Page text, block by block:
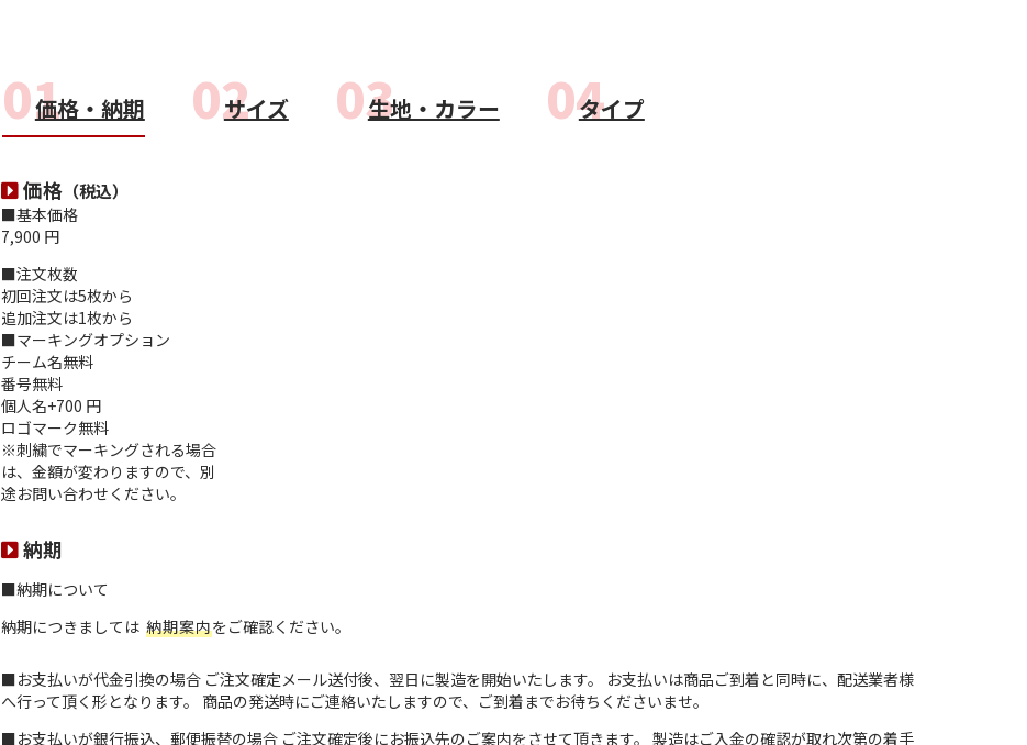
価格・納期 サイズ 生地・カラー タイプ
価格（税込）
■基本価格
7,900 円
■注文枚数
初回注文は5枚から
追加注文は1枚から
■マーキングオプション
チーム名無料
番号無料
個人名+700 円
ロゴマーク無料
※刺繍でマーキングされる場合
は、金額が変わりますので、別
途お問い合わせください。
納期
■納期について
納期につきましては 納期案内をご確認ください。
■お支払いが代金引換の場合 ご注文確定メール送付後、翌日に製造を開始いたします。 お支払いは商品ご到着と同時に、配送業者様
へ行って頂く形となります。 商品の発送時にご連絡いたしますので、ご到着までお待ちくださいませ。
■お支払いが銀行振込、郵便振替の場合 ご注文確定後にお振込先のご案内をさせて頂きます。 製造はご入金の確認が取れ次第の着手